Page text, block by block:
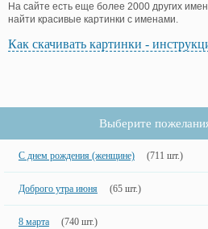
На сайте есть еще более 2000 других
найти красивые картинки с именами.
Как скачивать картинки -
Выберите
С днем рождения (женщине) (711 шт.)
Доброго утра июня (65 шт.)
8 марта (740 шт.)